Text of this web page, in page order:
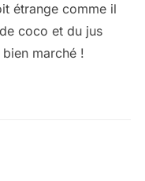
étrange comme il
coco et du jus
bien marché !